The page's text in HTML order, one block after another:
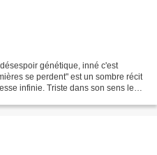
génétique, inné c'est
se perdent" est un sombre récit
infinie. Triste dans son sens le